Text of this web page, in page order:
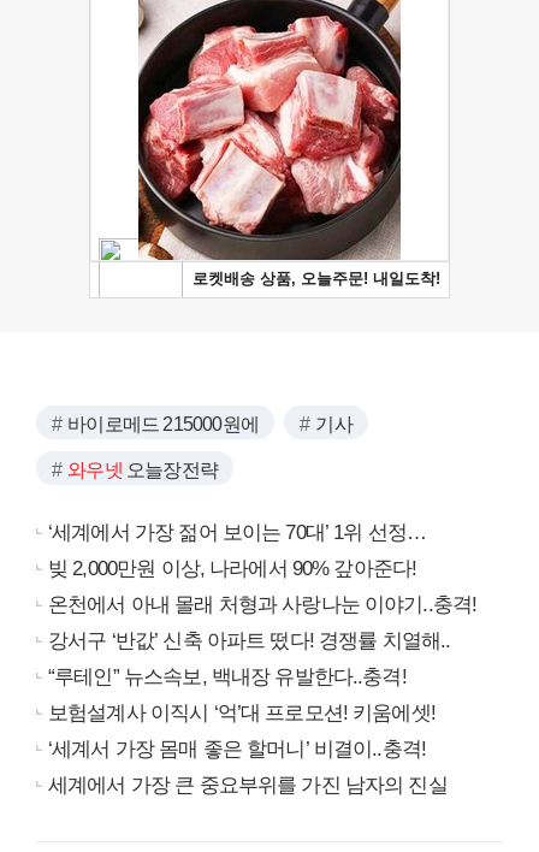
바이로메드 215000원에 기사
와우넷 오늘장전략
‘세계에서 가장 젊어 보이는 70대’ 1위 선정…
빚 2,000만원 이상, 나라에서 90% 갚아준다!
온천에서 아내 몰래 처형과 사랑나눈 이야기..충격!
강서구 ‘반값’ 신축 아파트 떴다! 경쟁률 치열해..
“루테인” 뉴스속보, 백내장 유발한다..충격!
보험설계사 이직시 ‘억’대 프로모션! 키움에셋!
‘세계서 가장 몸매 좋은 할머니’ 비결이..충격!
세계에서 가장 큰 중요부위를 가진 남자의 진실